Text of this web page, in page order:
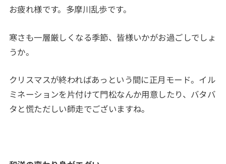
お疲れ様です。多摩川乱歩です。
寒さも一層厳しくなる季節、皆様いかがお過ごしでしょ
うか。
クリスマスが終わればあっという間に正月モード。イル
ミネーションを片付けて門松なんか用意したり、バタバ
タと慌ただしい師走でございますね。